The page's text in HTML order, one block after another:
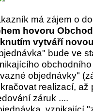
má zájem o
hovoru
vytváří
bude ve
objednávky"
realizací, až
záruk ....